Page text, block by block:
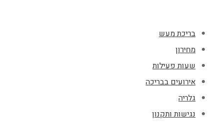
בריכת מעש
מחירון
שעות פעילות
אירועים בבריכה
גלריה
נגישות ותקנון